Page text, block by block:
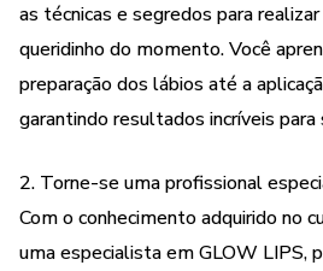
as técnicas e segredos para
queridinho do momento. Você
preparação dos lábios até a
garantindo resultados incríveis
2. Torne-se uma profissional
Com o conhecimento adquirido no
uma especialista em GLOW LIPS,